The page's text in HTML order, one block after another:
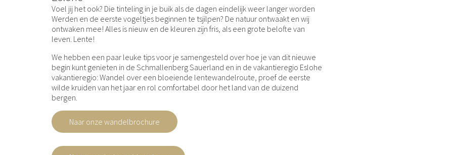
Voel jij het ook? Die tinteling in je buik als de dagen eindelijk weer langer worden
Werden en de eerste vogeltjes beginnen te tsjilpen? De natuur ontwaakt en wij
ontwaken mee! Alles is nieuw en de kleuren zijn fris, als een grote belofte van
leven. Lente!
We hebben een paar leuke tips voor je samengesteld over hoe je van dit nieuwe
begin kunt genieten in de Schmallenberg Sauerland en in de vakantieregio Eslohe
vakantieregio: Wandel over een bloeiende lentewandelroute, proef de eerste
wilde kruiden van het jaar en rol comfortabel door het land van de duizend
bergen.
Naar onze wandelbrochure